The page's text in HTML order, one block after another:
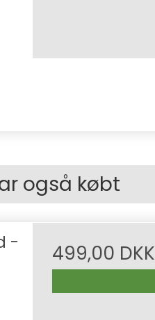
også købt
-
499,00 DKK